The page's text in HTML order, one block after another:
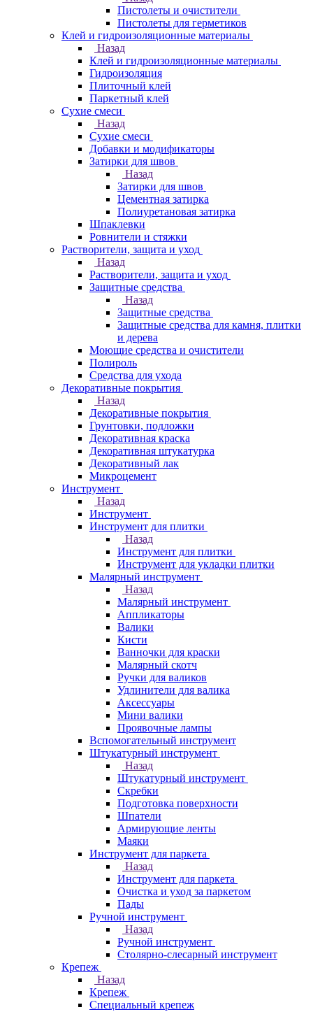
Пистолеты и очистители
Пистолеты для герметиков
Клей и гидроизоляционные материалы
Назад
Клей и гидроизоляционные материалы
Гидроизоляция
Плиточный клей
Паркетный клей
Сухие смеси
Назад
Сухие смеси
Добавки и модификаторы
Затирки для швов
Назад
Затирки для швов
Цементная затирка
Полиуретановая затирка
Шпаклевки
Ровнители и стяжки
Растворители, защита и уход
Назад
Растворители, защита и уход
Защитные средства
Назад
Защитные средства
Защитные средства для камня, плитки
и дерева
Моющие средства и очистители
Полироль
Средства для ухода
Декоративные покрытия
Назад
Декоративные покрытия
Грунтовки, подложки
Декоративная краска
Декоративная штукатурка
Декоративный лак
Микроцемент
Инструмент
Назад
Инструмент
Инструмент для плитки
Назад
Инструмент для плитки
Инструмент для укладки плитки
Малярный инструмент
Назад
Малярный инструмент
Аппликаторы
Валики
Кисти
Ванночки для краски
Малярный скотч
Ручки для валиков
Удлинители для валика
Аксессуары
Мини валики
Проявочные лампы
Вспомогательный инструмент
Штукатурный инструмент
Назад
Штукатурный инструмент
Скребки
Подготовка поверхности
Шпатели
Армирующие ленты
Маяки
Инструмент для паркета
Назад
Инструмент для паркета
Очистка и уход за паркетом
Пады
Ручной инструмент
Назад
Ручной инструмент
Столярно-слесарный инструмент
Крепеж
Назад
Крепеж
Специальный крепеж